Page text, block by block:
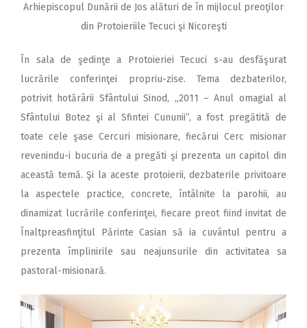
Arhiepiscopul Dunării de Jos alături de în mijlocul preoţilor
din Protoieriile Tecuci şi Nicoreşti
În sala de şedinţe a Protoieriei Tecuci s-au desfăşurat
lucrările conferinţei propriu-zise. Tema dezbaterilor,
potrivit hotărârii Sfântului Sinod, „2011 – Anul omagial al
Sfântului Botez şi al Sfintei Cununii”, a fost pregătită de
toate cele şase Cercuri misionare, fiecărui Cerc misionar
revenindu-i bucuria de a pregăti şi prezenta un capitol din
această temă. Şi la aceste protoierii, dezbaterile privitoare
la aspectele practice, concrete, întâlnite la parohii, au
dinamizat lucrările conferinţei, fiecare preot fiind invitat de
Înaltpreasfinţitul Părinte Casian să ia cuvântul pentru a
prezenta împlinirile sau neajunsurile din activitatea sa
pastoral-misionară.